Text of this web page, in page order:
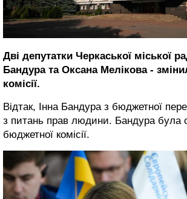
Дві депутатки Черкаської міської
Бандура та Оксана Мелікова -
комісії.
Відтак, Інна Бандура з бюджетної
з питань прав людини. Бандура була
бюджетної комісії.